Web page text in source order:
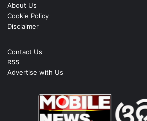
About Us
Cookie Policy
Disclaimer
Contact Us
RSS
Advertise with Us